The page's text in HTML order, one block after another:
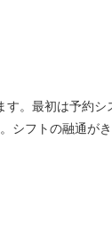
。最初は予約
シフトの融通が